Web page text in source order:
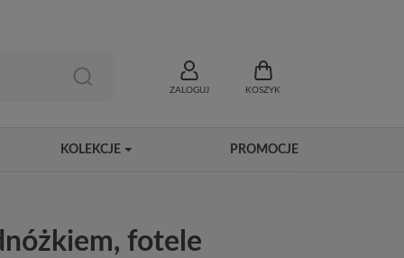
ZALOGUJ KOSZYK
KOLEKCJE PROMOCJE
fotele